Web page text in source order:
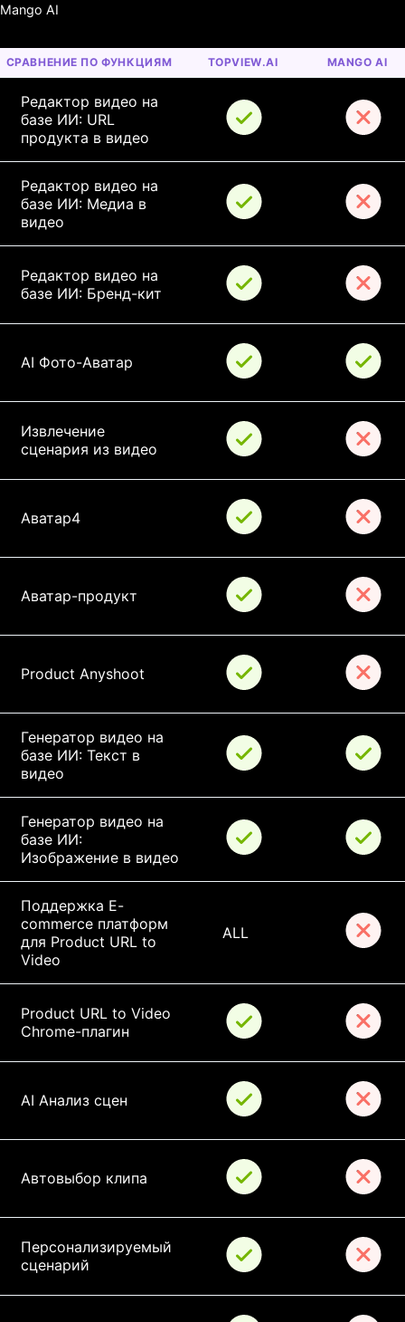
Mango AI
СРАВНЕНИЕ ПО ФУНКЦИЯМ TOPVIEW.AI MANGO AI
Редактор видео на
базе ИИ: URL
продукта в видео
Редактор видео на
базе ИИ: Медиа в
видео
Редактор видео на
базе ИИ: Бренд-кит
AI Фото-Аватар
Извлечение
сценария из видео
Аватар4
Аватар-продукт
Product Anyshoot
Генератор видео на
базе ИИ: Текст в
видео
Генератор видео на
базе ИИ:
Изображение в видео
Поддержка E-
commerce платформ
для Product URL to
Video
ALL
Product URL to Video
Chrome-плагин
AI Анализ сцен
Автовыбор клипа
Персонализируемый
сценарий